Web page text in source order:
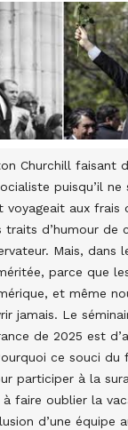
Churchill faisant
puisqu’il ne
aux frais
traits d’humour de
Mais, dans
parce que
et même
jamais. Le
de 2025 est
ce souci du
participer à la
faire oublier la
d’une équipe